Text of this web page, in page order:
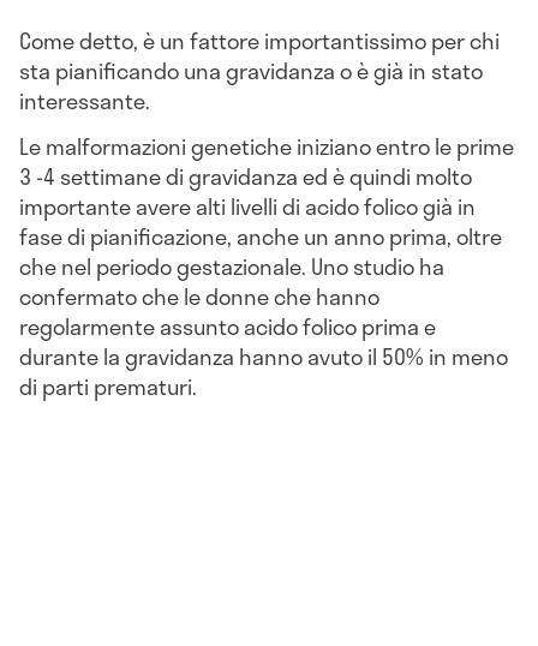
Come detto, è un fattore importantissimo per chi
sta pianificando una gravidanza o è già in stato
interessante.
Le malformazioni genetiche iniziano entro le prime
3 -4 settimane di gravidanza ed è quindi molto
importante avere alti livelli di acido folico già in
fase di pianificazione, anche un anno prima, oltre
che nel periodo gestazionale. Uno studio ha
confermato che le donne che hanno
regolarmente assunto acido folico prima e
durante la gravidanza hanno avuto il 50% in meno
di parti prematuri.